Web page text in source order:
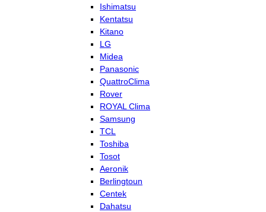
Ishimatsu
Kentatsu
Kitano
LG
Midea
Panasonic
QuattroClima
Rover
ROYAL Clima
Samsung
TCL
Toshiba
Tosot
Aeronik
Berlingtoun
Centek
Dahatsu